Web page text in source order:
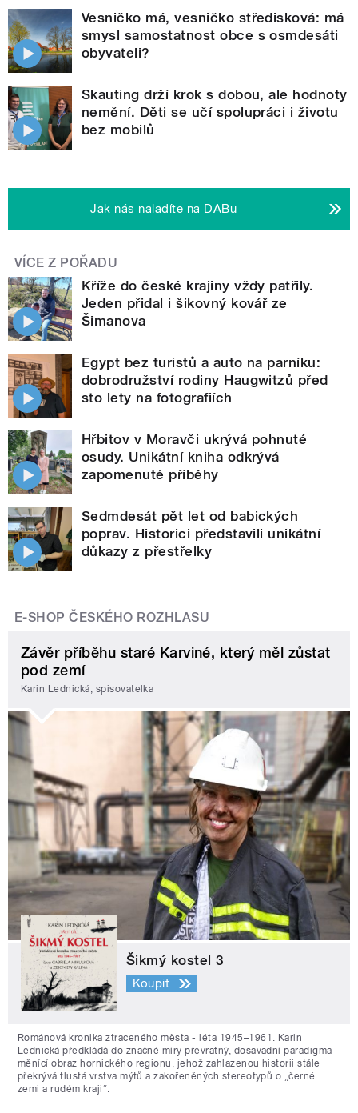
Vesničko má, vesničko středisková: má
smysl samostatnost obce s osmdesáti
obyvateli?
Skauting drží krok s dobou, ale hodnoty
nemění. Děti se učí spolupráci i životu
bez mobilů
Jak nás naladíte na DABu
VÍCE Z POŘADU
Kříže do české krajiny vždy patřily.
Jeden přidal i šikovný kovář ze
Šimanova
Egypt bez turistů a auto na parníku:
dobrodružství rodiny Haugwitzů před
sto lety na fotografiích
Hřbitov v Moravči ukrývá pohnuté
osudy. Unikátní kniha odkrývá
zapomenuté příběhy
Sedmdesát pět let od babických
poprav. Historici představili unikátní
důkazy z přestřelky
E-SHOP ČESKÉHO ROZHLASU
Závěr příběhu staré Karviné, který měl zůstat
pod zemí
Karin Lednická, spisovatelka
Šikmý kostel 3
Koupit
Románová kronika ztraceného města - léta 1945–1961. Karin
Lednická předkládá do značné míry převratný, dosavadní paradigma
měnící obraz hornického regionu, jehož zahlazenou historii stále
překrývá tlustá vrstva mýtů a zakořeněných stereotypů o „černé
zemi a rudém kraji“.